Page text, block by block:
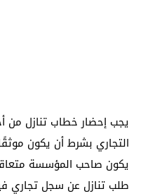
يجب إحضار خطاب تنازل من
التجاري بشرط أن يكون
يكون صاحب المؤسسة
طلب تنازل عن سجل تجاري